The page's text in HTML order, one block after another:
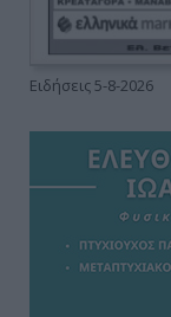
Ειδήσεις 5-8-2026